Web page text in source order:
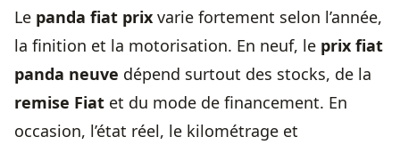
Le panda fiat prix varie fortement selon l’année,
la finition et la motorisation. En neuf, le prix fiat
panda neuve dépend surtout des stocks, de la
remise Fiat et du mode de financement. En
occasion, l’état réel, le kilométrage et